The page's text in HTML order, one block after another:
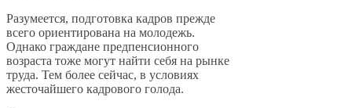
Разумеется, подготовка кадров прежде
всего ориентирована на молодежь.
Однако граждане предпенсионного
возраста тоже могут найти себя на рынке
труда. Тем более сейчас, в условиях
жесточайшего кадрового голода.